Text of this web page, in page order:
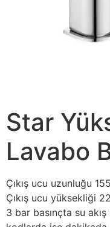
Star
Lavabo
Çıkış ucu uzunluğu
Çıkış ucu yüksekliği
3 bar basınçta su akış